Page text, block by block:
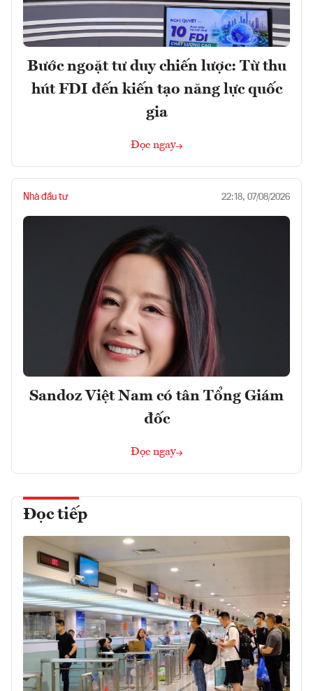
Bước ngoặt tư duy chiến lược: Từ thu
hút FDI đến kiến tạo năng lực quốc
gia
Đọc ngay
Nhà đầu tư 22:18, 07/08/2026
Sandoz Việt Nam có tân Tổng Giám
đốc
Đọc ngay
Đọc tiếp